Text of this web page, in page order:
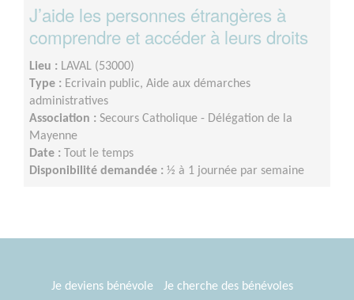
J’aide les personnes étrangères à
comprendre et accéder à leurs droits
Lieu : LAVAL (53000)
Type : Ecrivain public, Aide aux démarches
administratives
Association : Secours Catholique - Délégation de la
Mayenne
Date :
Tout le temps
Disponibilité demandée : ½ à 1 journée par semaine
Je deviens bénévole Je cherche des bénévoles